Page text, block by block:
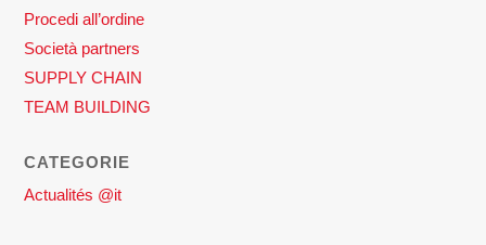
Procedi all’ordine
Società partners
SUPPLY CHAIN
TEAM BUILDING
CATEGORIE
Actualités @it